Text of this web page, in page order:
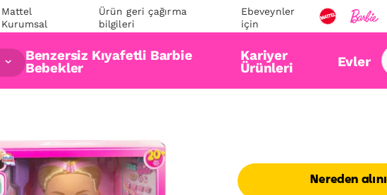
Mattel
Kurumsal
Ürün geri çağırma
bilgileri
Ebeveynler
için
Benzersiz Kıyafetli Barbie
Bebekler
Kariyer
Ürünleri Evler
Nereden